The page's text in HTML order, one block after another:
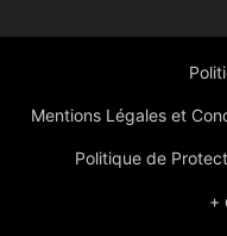
Mentions Légales et
Politique de
+